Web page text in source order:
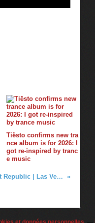
Tiësto confirms new tra
nce album is for 2026: I
got re-inspired by tranc
e music
Tiësto photos | Wet Republic | Las Vegas, NV - june 07, 2015